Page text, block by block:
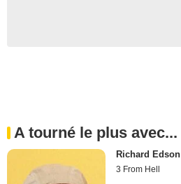
A tourné le plus avec...
Richard Edson
3 From Hell